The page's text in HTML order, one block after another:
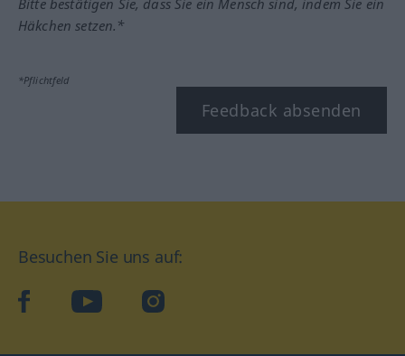
Bitte bestätigen Sie, dass Sie ein Mensch sind, indem Sie ein
Häkchen setzen.*
*Pflichtfeld
Feedback absenden
Besuchen Sie uns auf:
facebookYouTube Instagram